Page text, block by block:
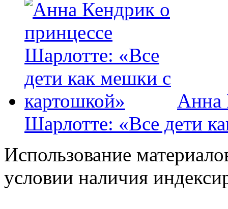
Анна
Шарлотте: «Все дети
Использование
условии наличия